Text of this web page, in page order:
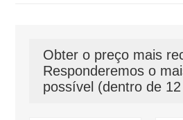
Obter o preço mais
Responderemos o
possível (dentro de